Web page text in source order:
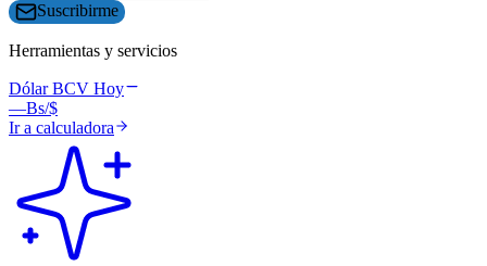
Suscribirme
Herramientas y servicios
Dólar BCV Hoy
—Bs/$
Ir a calculadora